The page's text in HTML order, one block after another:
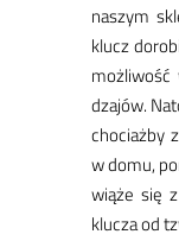
na­szym
klucz
dza­jów.
cho­ciaż­by
w do­mu,
wią­że się
klu­cza od